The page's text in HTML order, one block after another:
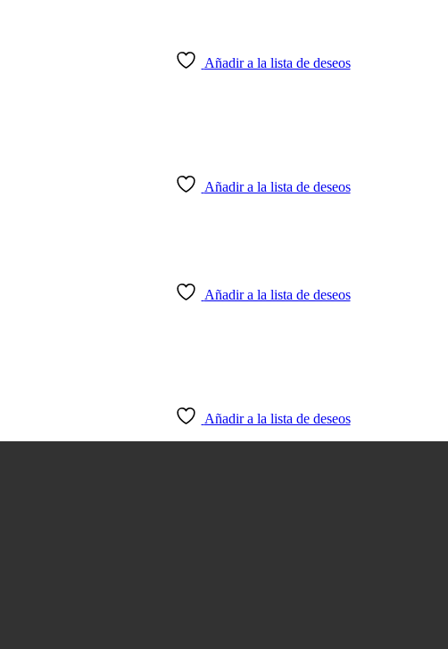
Añadir a la lista de deseos
Añadir a la lista de deseos
Añadir a la lista de deseos
Añadir a la lista de deseos